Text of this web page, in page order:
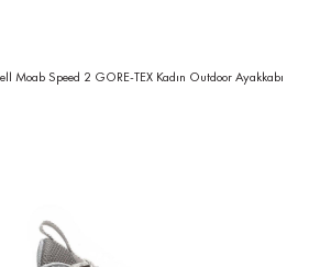
Moab Speed 2 GORE-TEX Kadın Outdoor Ayakkabı